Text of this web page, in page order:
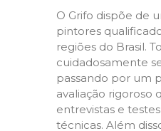
O Grifo dispõe de
pintores
regiões do Brasil.
cuidadosamente
passando por um
avaliação rigoroso
entrevistas e
técnicas. Além